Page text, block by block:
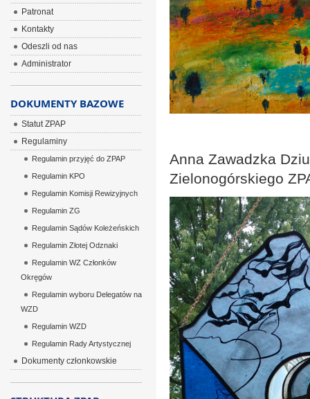
Anna Zawadzka
Zielonogórskiego
Patronat
Kontakty
Odeszli od nas
Administrator
DOKUMENTY BAZOWE
Statut ZPAP
Regulaminy
Regulamin przyjęć do ZPAP
Regulamin KPO
Regulamin Komisji Rewizyjnych
Regulamin ZG
Regulamin Sądów Koleżeńskich
Regulamin Złotej Odznaki
Regulamin WZ Członków
Okręgów
Regulamin wyboru Delegatów na
WZD
Regulamin WZD
Regulamin Rady Artystycznej
Dokumenty członkowskie